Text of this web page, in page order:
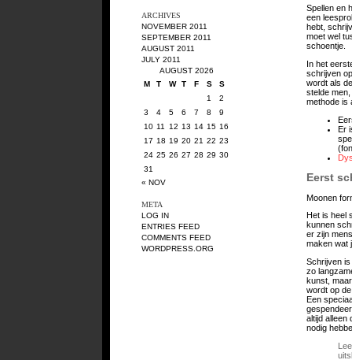
ARCHIVES
NOVEMBER 2011
SEPTEMBER 2011
AUGUST 2011
JULY 2011
AUGUST 2026
M
T W T F S
S
1
2
3
4 5 6 7 8
9
10 11 12 13 14 15 16
17 18 19 20 21 22 23
24 25 26 27 28 29 30
31
« NOV
META
LOG IN
ENTRIES FEED
COMMENTS FEED
WORDPRESS.ORG
Spellen en
een
hebt,
moet wel
schoentje.
In het
schrijven
wordt als
stelde
methode is
Er
Eerst
Moonen
Het is heel
kunnen
er zijn
maken wat
Schrijven
zo
kunst,
wordt op
Een
altijd alleen
nodig